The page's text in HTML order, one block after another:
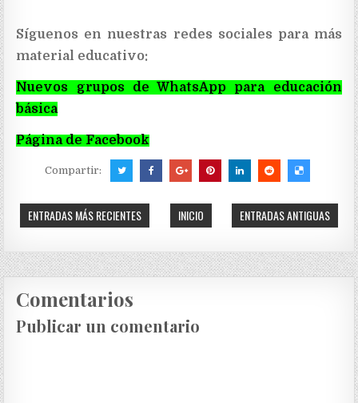
Síguenos en nuestras redes sociales para más
material educativo:
Nuevos grupos de WhatsApp para educación
básica
Página de Facebook
Compartir:
ENTRADAS MÁS RECIENTES ENTRADAS ANTIGUAS
INICIO
Comentarios
Publicar un comentario